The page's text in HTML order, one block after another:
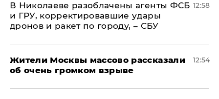
В Николаеве разоблачены агенты ФСБ
и ГРУ, корректировавшие удары
дронов и ракет по городу, – СБУ
12:58
Жители Москвы массово рассказали
об очень громком взрыве
12:54